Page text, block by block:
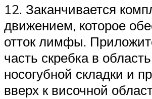
12. Заканчивается
движением, которое
отток лимфы.
часть скребка в область
носогубной складки и
вверх к височной